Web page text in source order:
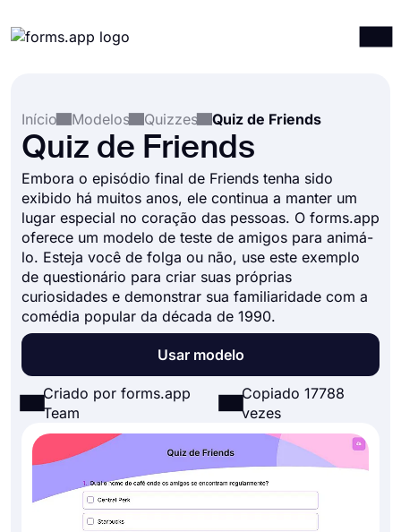
Integrações
Modelos
Recursos
Preços
Início
Modelos Quizzes Quiz de Friends
Quiz de Friends
Embora o episódio final de Friends tenha sido
exibido há muitos anos, ele continua a manter um
lugar especial no coração das pessoas. O forms.app
oferece um modelo de teste de amigos para animá-
lo. Esteja você de folga ou não, use este exemplo
de questionário para criar suas próprias
curiosidades e demonstrar sua familiaridade com a
comédia popular da década de 1990.
Usar modelo
Criado por forms.app
Team
Copiado 17788
vezes